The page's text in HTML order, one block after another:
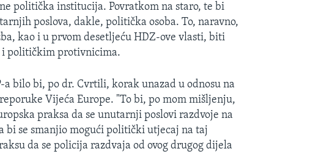
politička institucija. Povratkom na staro, te bi
poslova, dakle, politička osoba. To, naravno,
kao i u prvom desetljeću HDZ-ove vlasti, biti
i političkim protivnicima.
bilo bi, po dr. Cvrtili, korak unazad u odnosu na
Vijeća Europe. "To bi, po mom mišljenju,
praksa da se unutarnji poslovi razdvoje na
bi se smanjio mogući politički utjecaj na taj
da se policija razdvaja od ovog drugog dijela